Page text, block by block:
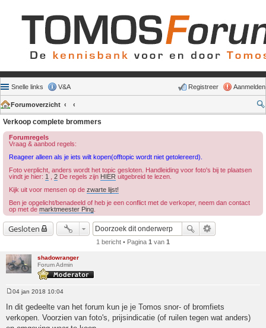
Snelle links V&A Aanmelden
Registreer
Forumoverzicht
Verkoop complete brommers
Forumregels
Vraag & aanbod regels:
Reageer alleen als je iets wilt kopen(offtopic wordt niet getolereerd).
Foto verplicht, anders wordt het topic gesloten. Handleiding voor foto's bij te plaatsen
vindt je hier: 1 2 De regels zijn HIER uitgebreid te lezen.
Kijk uit voor mensen op de zwarte lijst!
Ben je opgelicht/benadeeld of heb je een conflict met de verkoper, neem dan contact
op met de marktmeester Ping
Gesloten
1 bericht • Pagina 1 van 1
shadowranger
Forum Admin
Bericht
04 jan 2018 10:04
In dit gedeelte van het forum kun je je Tomos snor- of bromfiets
verkopen. Voorzien van foto's, prijsindicatie (of ruilen tegen wat anders)